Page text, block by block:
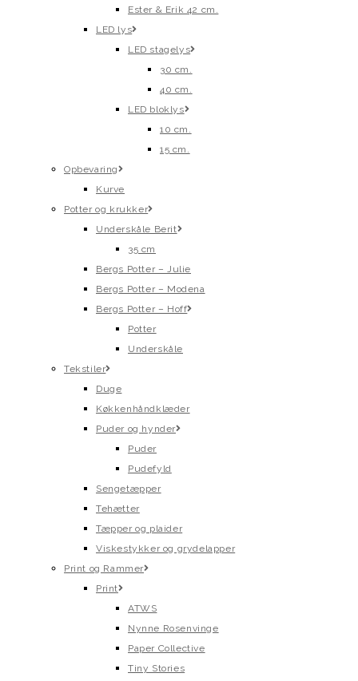
Ester & Erik 42 cm.
LED lys
LED stagelys
30 cm.
40 cm.
LED bloklys
10 cm.
15 cm.
Opbevaring
Kurve
Potter og krukker
Underskåle Berit
35 cm
Bergs Potter – Julie
Bergs Potter – Modena
Bergs Potter – Hoff
Potter
Underskåle
Tekstiler
Duge
Køkkenhåndklæder
Puder og hynder
Puder
Pudefyld
Sengetæpper
Tehætter
Tæpper og plaider
Viskestykker og grydelapper
Print og Rammer
Print
ATWS
Nynne Rosenvinge
Paper Collective
Tiny Stories